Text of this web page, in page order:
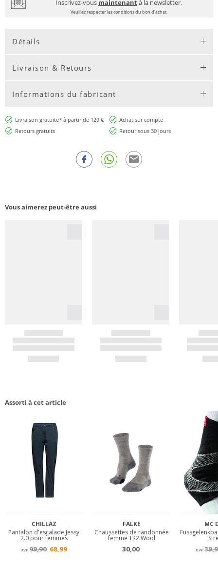
Inscrivez-vous maintenantà la newsletter.
Veuillez respecter les conditions du bon d'achat.
Détails
Livraison & Retours
Informations du fabricant
Livraison gratuite* à partir de 129 €
Achat sur compte
Retours gratuits
Retour sous 30 jours
Vous aimerez peut-être aussi
Assorti à cet article